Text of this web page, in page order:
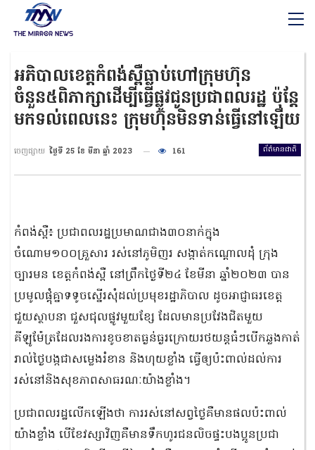
អភិបាលខេត្តកំពង់ស្ពឺធ្លាប់ហៅក្រុមហ៊ុន
ចំនួន៥ពិភាក្សាដើម្បីធ្វើផ្លូវជូនប្រជាពលរដ្ឋ ប៉ុន្តែ
មកទល់ពេលនេះ ក្រុមហ៊ុនមិនទាន់ធ្វើនៅឡើយ
ព័ត៌មានជាតិ
ចេញផ្សាយ ថ្ងៃទី 25 ខែ មីនា ឆ្នាំ 2023 161
កំពង់ស្ពឺ៖ ប្រជាពលរដ្ឋប្រមាណជាង៣០នាក់ក្នុង
ចំណោម១០០គ្រួសារ រស់នៅភូមិញរ សង្កាត់កណ្តោលដុំ ក្រុង
ច្បារមន ខេត្តកំពង់ស្ពឺ នៅព្រឹកថ្ងៃទី២៤ ខែមីនា ឆ្នាំ២០២៣ បាន
ប្រមូលផ្តុំគ្នាទទូចស្នើរសុំដល់ប្រមុខរដ្ឋាភិបាល ដូចអាជ្ញាធរខេត្ត
ជួយស្ថាបនា ជួសជុលផ្លូវមួយខ្សែ ដែលមានប្រវែងជិតមួយ
គីឡូម៉ែត្រដែលរងការខូចខាតធ្ងន់ធ្ងរក្រោយរថយន្តធំៗបើកឆ្លងកាត់
រាល់ថ្ងៃបង្កជាសម្លេងរំខាន និងហុយខ្លាំង ធ្វើឲ្យប៉ះពាល់ដល់ការ
រស់នៅនិងសុខភាពសាធរណៈយ៉ាងខ្លាំង។
ប្រជាពលរដ្ឋលើកឡើងថា ការរស់នៅសព្វថ្ងៃគឺមានផលប៉ះពាល់
យ៉ាងខ្លាំង បើខែវស្សាវិញគឺមានទឹកហូរជនលិចផ្ទះបងប្អូនប្រជា